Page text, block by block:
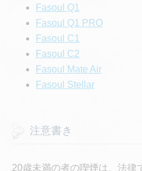
Fasoul Q1
Fasoul Q1 PRO
Fasoul C1
Fasoul C2
Fasoul Mate Air
Fasoul Stellar
注意書き
20歳未満の者の喫煙は、法律